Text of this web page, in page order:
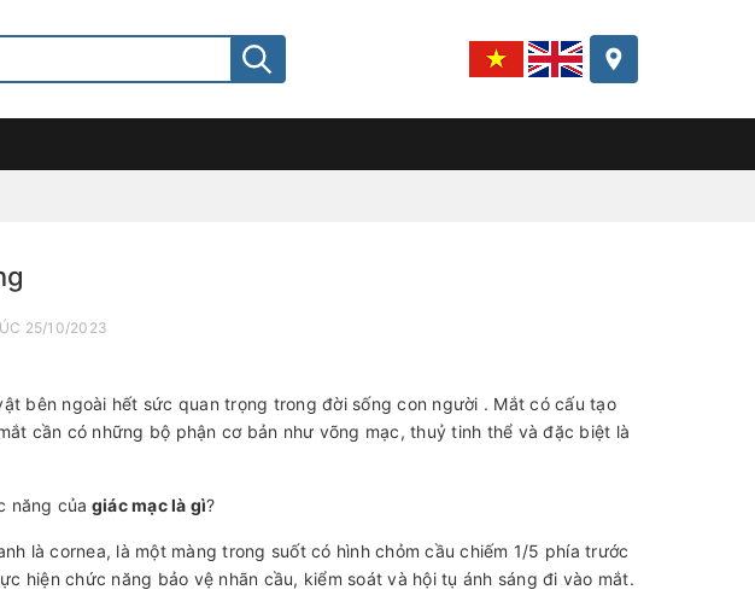
25/10/2023
bên ngoài hết sức quan trọng trong đời sống con người . Mắt có cấu tạo
cần có những bộ phận cơ bản như võng mạc, thuỷ tinh thể và đặc biệt là
năng của giác mạc là gì?
là cornea, là một màng trong suốt có hình chỏm cầu chiếm 1/5 phía trước
hiện chức năng bảo vệ nhãn cầu, kiểm soát và hội tụ ánh sáng đi vào mắt.